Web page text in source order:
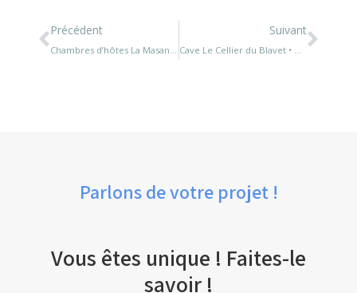
Précédent Suivant
Parlons de votre projet !
Vous êtes unique ! Faites-le
savoir !